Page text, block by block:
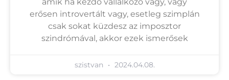
amik ha kezdő vállalkozó vagy, vagy
erősen introvertált vagy, esetleg szimplán
csak sokat küzdesz az imposztor
szindrómával, akkor ezek ismerősek
szistvan 2024.04.08.